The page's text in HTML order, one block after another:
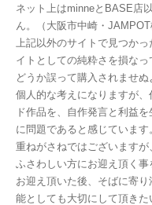
ネット上はminneとBASE店
ん。（大阪市中崎・JAMPOT
上記以外のサイトで見つか
イトとしての純粋さを損なっ
どうか誤って購入されませぬ
個人的な考えになりますが
ド作品を、自作発言と利益
に問題であると感じています
重ねがさねではございますが
ふさわしい方にお迎え頂く事
お迎え頂いた後、そばに寄
能としても大切にして頂きた